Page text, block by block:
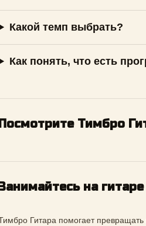
Какой темп выбрать?
Как понять, что есть
Тимбро
на
Гитара помогает превращать